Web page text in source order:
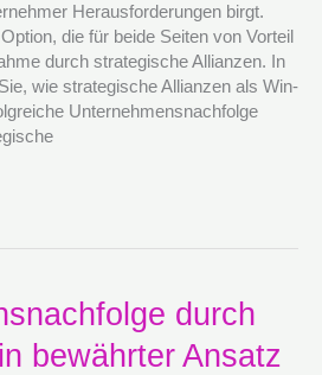
Herausforderungen birgt.
die für beide Seiten von Vorteil
durch strategische Allianzen. In
wie strategische Allianzen als Win-
Unternehmensnachfolge
durch
bewährter Ansatz